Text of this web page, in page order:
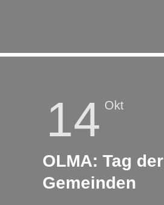
Okt
14
OLMA: Tag der
Gemeinden